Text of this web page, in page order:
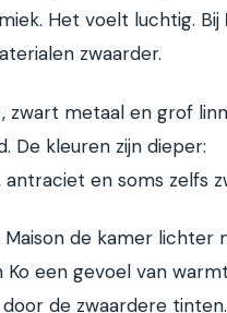
Het voelt luchtig. Bij
zwaarder.
zwart metaal en grof
De kleuren zijn dieper:
antraciet en soms zelfs
Maison de kamer lichter
Ko een gevoel van
de zwaardere tinten.